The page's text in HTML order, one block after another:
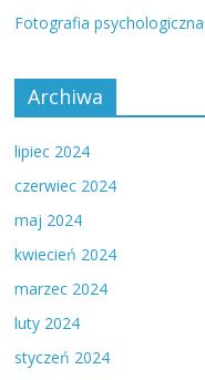
Fotografia
Archiwa
lipiec 2024
czerwiec 2024
maj 2024
kwiecień 2024
marzec 2024
luty 2024
styczeń 2024